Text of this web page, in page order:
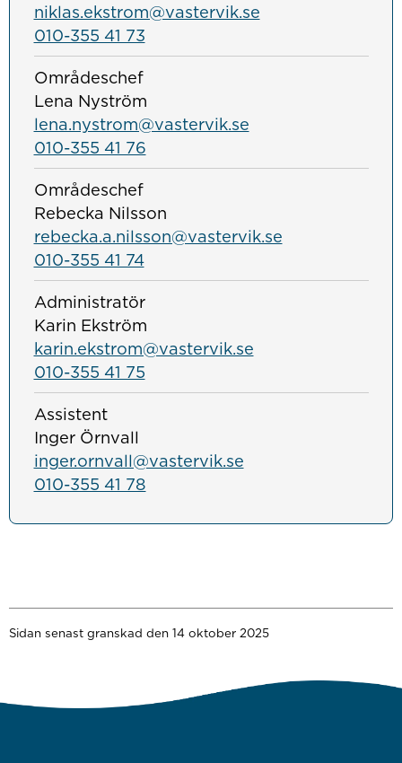
niklas.ekstrom@vastervik.se
010-355 41 73
Områdeschef
Lena Nyström
lena.nystrom@vastervik.se
010-355 41 76
Områdeschef
Rebecka Nilsson
rebecka.a.nilsson@vastervik.se
010-355 41 74
Administratör
Karin Ekström
karin.ekstrom@vastervik.se
010-355 41 75
Assistent
Inger Örnvall
inger.ornvall@vastervik.se
010-355 41 78
Sidan senast granskad den 14 oktober 2025